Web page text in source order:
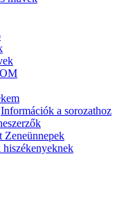
Információk a sorozathoz
Zeneünnepek
hiszékenyeknek